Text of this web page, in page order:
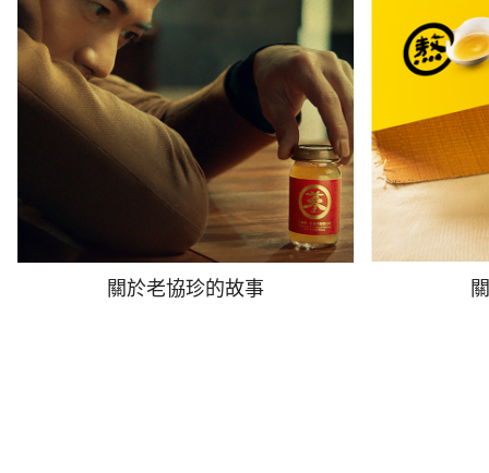
關於老協珍的故事